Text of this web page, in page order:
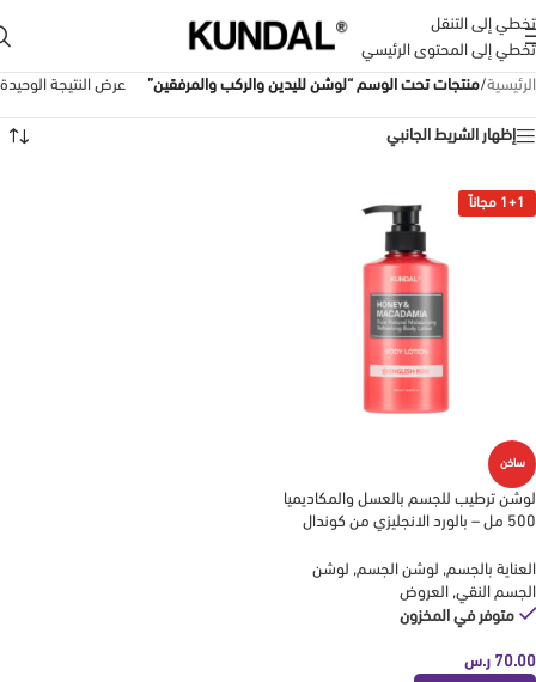
تخطي إلى التنقل
تخطي إلى المحتوى الرئيسي
الرئيسية/منتجات تحت الوسم “لوشن لليدين والركب والمرفقين” عرض النتيجة الوحيدة
إظهار الشريط الجانبي
1+1 مجاناً
ساخن
لوشن ترطيب للجسم بالعسل والمكاديميا
500 مل – بالورد الانجليزي من كوندال
العناية بالجسم, لوشن الجسم, لوشن
الجسم النقي, العروض
متوفر في المخزون
70.00 ر.س